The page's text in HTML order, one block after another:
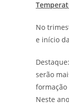
No
e início
serão
formação
Neste